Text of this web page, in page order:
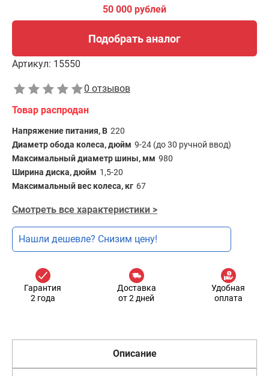
50 000 рублей
Подобрать аналог
Артикул: 15550
0 отзывов
Товар распродан
Напряжение питания, В 220
Диаметр обода колеса, дюйм 9-24 (до 30 ручной ввод)
Максимальный диаметр шины, мм 980
Ширина диска, дюйм 1,5-20
Максимальный вес колеса, кг 67
Смотреть все характеристики >
Нашли дешевле? Снизим цену!
Гарантия
2 года
Доставка
от 2 дней
Удобная
оплата
Описание